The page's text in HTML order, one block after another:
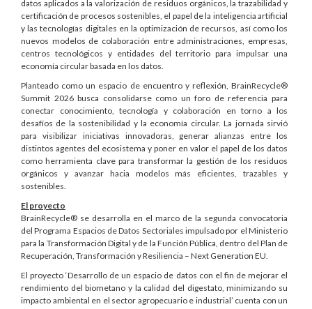
datos aplicados a la valorización de residuos orgánicos, la trazabilidad y
certificación de procesos sostenibles, el papel de la inteligencia artificial
y las tecnologías digitales en la optimización de recursos, así como los
nuevos modelos de colaboración entre administraciones, empresas,
centros tecnológicos y entidades del territorio para impulsar una
economía circular basada en los datos.
Planteado como un espacio de encuentro y reflexión, BrainRecycle®
Summit 2026 busca consolidarse como un foro de referencia para
conectar conocimiento, tecnología y colaboración en torno a los
desafíos de la sostenibilidad y la economía circular. La jornada sirvió
para visibilizar iniciativas innovadoras, generar alianzas entre los
distintos agentes del ecosistema y poner en valor el papel de los datos
como herramienta clave para transformar la gestión de los residuos
orgánicos y avanzar hacia modelos más eficientes, trazables y
sostenibles.
El proyecto
BrainRecycle® se desarrolla en el marco de la segunda convocatoria
del Programa Espacios de Datos Sectoriales impulsado por el Ministerio
para la Transformación Digital y de la Función Pública, dentro del Plan de
Recuperación, Transformación y Resiliencia – Next Generation EU.
El proyecto ‘Desarrollo de un espacio de datos con el fin de mejorar el
rendimiento del biometano y la calidad del digestato, minimizando su
impacto ambiental en el sector agropecuario e industrial’ cuenta con un